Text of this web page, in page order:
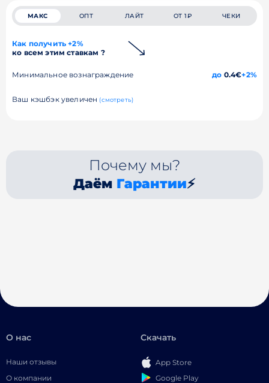
МАКС ОПТ ЛАЙТ ОТ 1₽ ЧЕКИ
Как получить +2%
ко всем этим ставкам ?
Минимальное вознаграждение до 0.4€+2%
Ваш кэшбэк увеличен (смотреть)
Почему мы?
Даём Гарантии⚡
О нас
Наши отзывы
О компании
Скачать
App Store
Google Play